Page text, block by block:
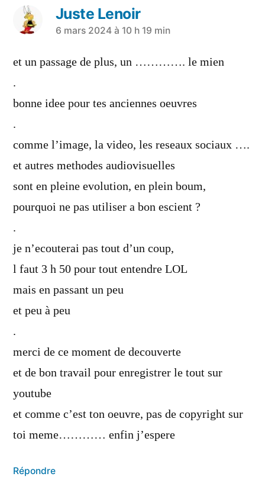
Juste Lenoir
6 mars 2024 à 10 h 19 min
et un passage de plus, un …………. le mien
.
bonne idee pour tes anciennes oeuvres
.
comme l’image, la video, les reseaux sociaux ….
et autres methodes audiovisuelles
sont en pleine evolution, en plein boum,
pourquoi ne pas utiliser a bon escient ?
.
je n’ecouterai pas tout d’un coup,
l faut 3 h 50 pour tout entendre LOL
mais en passant un peu
et peu à peu
.
merci de ce moment de decouverte
et de bon travail pour enregistrer le tout sur
youtube
et comme c’est ton oeuvre, pas de copyright sur
toi meme………… enfin j’espere
Répondre